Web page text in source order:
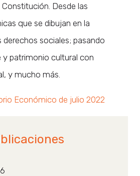
Desde las
que se dibujan en la
sociales; pasando
patrimonio cultural con
y mucho más.
Económico de julio 2022